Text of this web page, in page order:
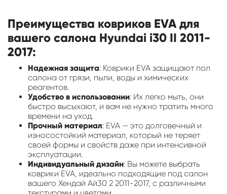
Преимущества ковриков EVA для
вашего салона Hyundai i30 II 2011-
2017:
Надежная защита: Коврики EVA защищают пол
салона от грязи, пыли, воды и химических
реагентов.
Удобство в использовании: Их легко мыть, они
быстро высыхают, и вам не нужно тратить много
времени на уход.
Прочный материал: EVA — это долговечный и
износостойкий материал, который не теряет
своей формы и свойств даже при интенсивной
эксплуатации.
Индивидуальный дизайн: Вы можете выбрать
коврики EVA, идеально подходящие под салон
вашего Хендай Ай30 2 2011-2017, с различными